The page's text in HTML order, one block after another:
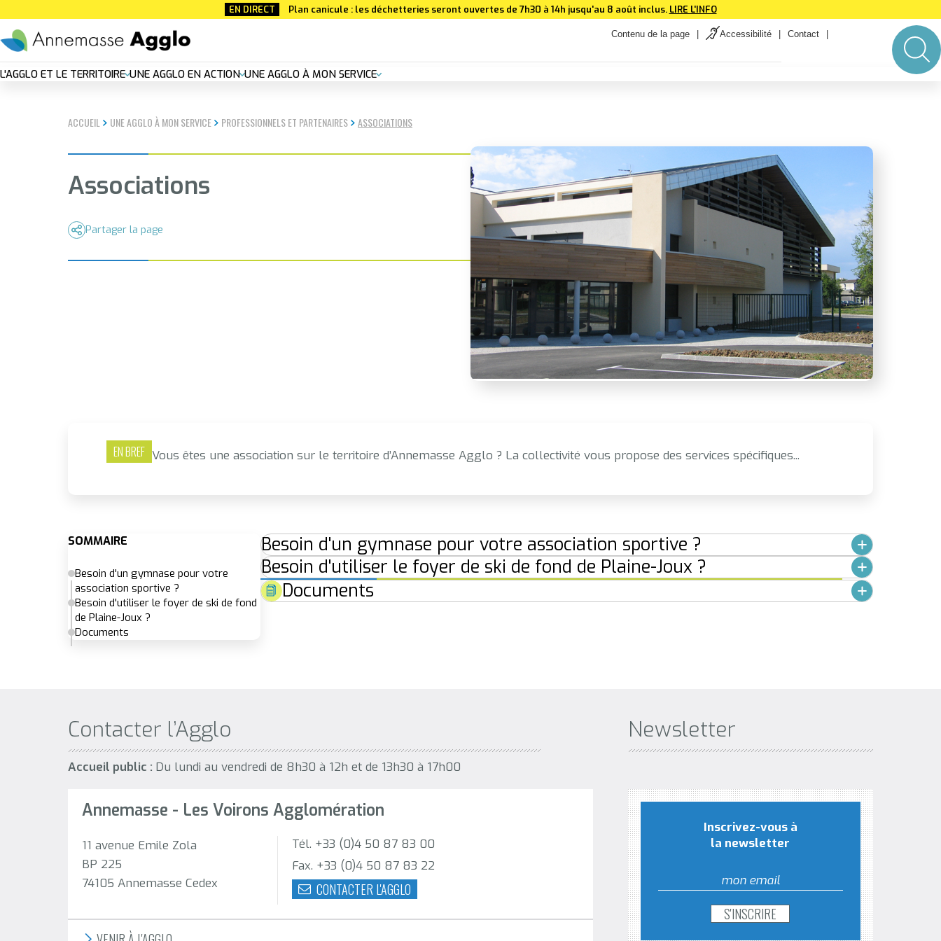
au
contenu
principal
EN DIRECT Plan canicule : les déchetteries seront ouvertes de 7h30 à 14h jusqu'au 8 août inclus. LIRE L'INFO
Contenu de la page Accessibilité Contact
Nouvelle
navigation
L'AGGLO ET LE TERRITOIRE UNE AGGLO EN ACTION UNE AGGLO À MON SERVICE
ACCUEIL UNE AGGLO À MON SERVICE PROFESSIONNELS ET PARTENAIRES ASSOCIATIONS
Associations
Partager la page
EN BREF Vous êtes une association sur le territoire d’Annemasse Agglo ? La collectivité vous propose des services spécifiques...
SOMMAIRE
Besoin d'un gymnase pour votre
association sportive ?
Besoin d'utiliser le foyer de ski de fond
de Plaine-Joux ?
Documents
Besoin d'un gymnase pour votre association sportive ?
Besoin d'utiliser le foyer de ski de fond de Plaine-Joux ?
Documents
Contacter l’Agglo Newsletter
Accueil public : Du lundi au vendredi de 8h30 à 12h et de 13h30 à 17h00
Annemasse - Les Voirons Agglomération
11 avenue Emile Zola
BP 225
74105 Annemasse Cedex
Tél. +33 (0)4 50 87 83 00
Fax. +33 (0)4 50 87 83 22
CONTACTER L'AGGLO
Inscrivez-vous à
la newsletter